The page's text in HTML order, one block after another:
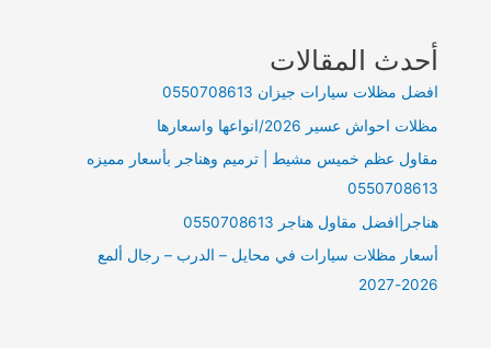
أحدث المقالات
افضل مظلات سيارات جيزان 0550708613
مظلات احواش عسير 2026/انواعها واسعارها
مقاول عظم خميس مشيط | ترميم وهناجر بأسعار مميزه
0550708613
هناجر|افضل مقاول هناجر 0550708613
أسعار مظلات سيارات في محايل – الدرب – رجال ألمع
2026-2027